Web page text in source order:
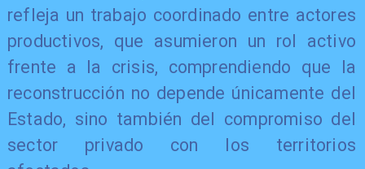
refleja un trabajo coordinado entre actores
productivos, que asumieron un rol activo
frente a la crisis, comprendiendo que la
reconstrucción no depende únicamente del
Estado, sino también del compromiso del
sector privado con los territorios